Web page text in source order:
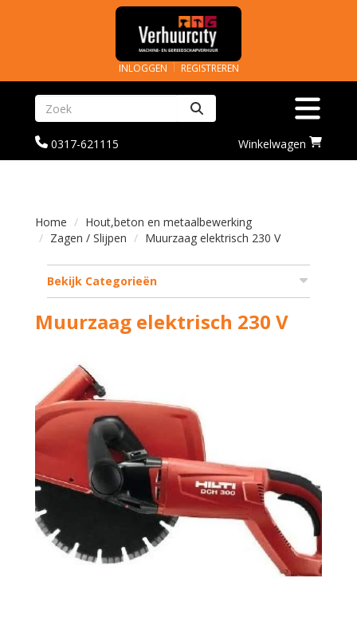
INLOGGEN REGISTREREN
Zoeken
Toggle
bel
ons
0317-621115
Ga
naar
Winkelwagen
Home
Hout,beton en metaalbewerking
Zagen / Slijpen
Muurzaag elektrisch 230 V
Bekijk Categorieën
Muurzaag elektrisch 230 V